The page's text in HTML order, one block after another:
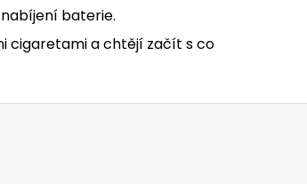
baterie.
cigaretami a chtějí začít s co